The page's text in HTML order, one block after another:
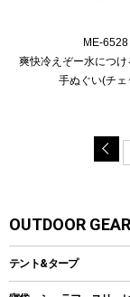
ME-6528
爽快冷えぞー水につ
手ぬぐい(チェ
OUTDOOR GEAR
テント&タープ